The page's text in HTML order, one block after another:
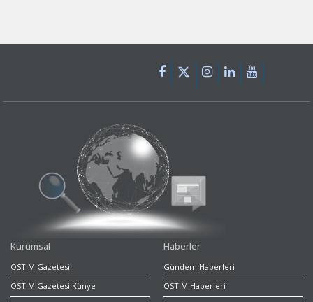
Kurumsal
OSTİM Gazetesi
OSTİM Gazetesi Künye
Haberler
Gündem Haberleri
OSTİM Haberleri